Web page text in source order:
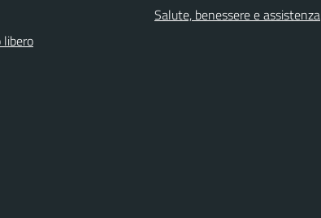
libero
Salute, benessere e assistenza